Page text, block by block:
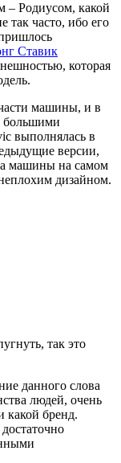
– Родиусом, какой
так часто, ибо его
Ставик
которая
машины, и в
большими
выполнялась в
версии,
машины на самом
дизайном.
так это
данного слова
людей, очень
какой бренд.